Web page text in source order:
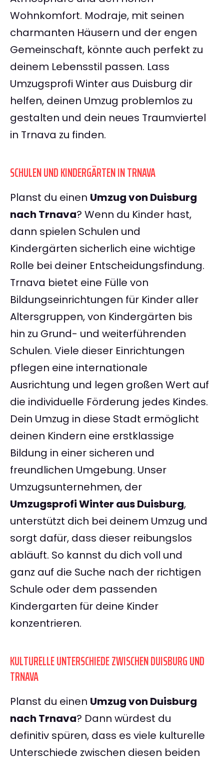
Wohnkomfort. Modraje, mit seinen
charmanten Häusern und der engen
Gemeinschaft, könnte auch perfekt zu
deinem Lebensstil passen. Lass
Umzugsprofi Winter aus Duisburg dir
helfen, deinen Umzug problemlos zu
gestalten und dein neues Traumviertel
in Trnava zu finden.
SCHULEN UND KINDERGÄRTEN IN TRNAVA
Planst du einen Umzug von Duisburg
nach Trnava? Wenn du Kinder hast,
dann spielen Schulen und
Kindergärten sicherlich eine wichtige
Rolle bei deiner Entscheidungsfindung.
Trnava bietet eine Fülle von
Bildungseinrichtungen für Kinder aller
Altersgruppen, von Kindergärten bis
hin zu Grund- und weiterführenden
Schulen. Viele dieser Einrichtungen
pflegen eine internationale
Ausrichtung und legen großen Wert auf
die individuelle Förderung jedes Kindes.
Dein Umzug in diese Stadt ermöglicht
deinen Kindern eine erstklassige
Bildung in einer sicheren und
freundlichen Umgebung. Unser
Umzugsunternehmen, der
Umzugsprofi Winter aus Duisburg,
unterstützt dich bei deinem Umzug und
sorgt dafür, dass dieser reibungslos
abläuft. So kannst du dich voll und
ganz auf die Suche nach der richtigen
Schule oder dem passenden
Kindergarten für deine Kinder
konzentrieren.
KULTURELLE UNTERSCHIEDE ZWISCHEN DUISBURG UND
TRNAVA
Planst du einen Umzug von Duisburg
nach Trnava? Dann würdest du
definitiv spüren, dass es viele kulturelle
Unterschiede zwischen diesen beiden